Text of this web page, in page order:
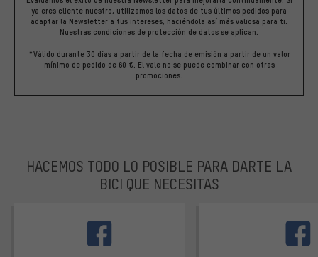
ya eres cliente nuestro, utilizamos los datos de tus últimos pedidos para
adaptar la Newsletter a tus intereses, haciéndola así más valiosa para ti.
Nuestras condiciones de protección de datos se aplican.
*Válido durante 30 días a partir de la fecha de emisión a partir de un valor
mínimo de pedido de 60 €. El vale no se puede combinar con otras
promociones.
HACEMOS TODO LO POSIBLE PARA DARTE LA
BICI QUE NECESITAS